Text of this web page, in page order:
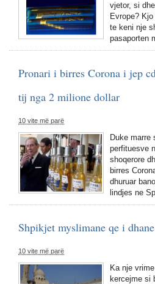
vjetor, si
Evrope?
te keni nje
pasaporten
Pronari i birres Corona i jep
tij nga 2 milione dollar
10 vite më parë
Duke marre
perfituesve
shoqerore
birres
dhuruar
lindjes ne
Shpikjet myslimane qe i
10 vite më parë
Ka nje
kercejme si